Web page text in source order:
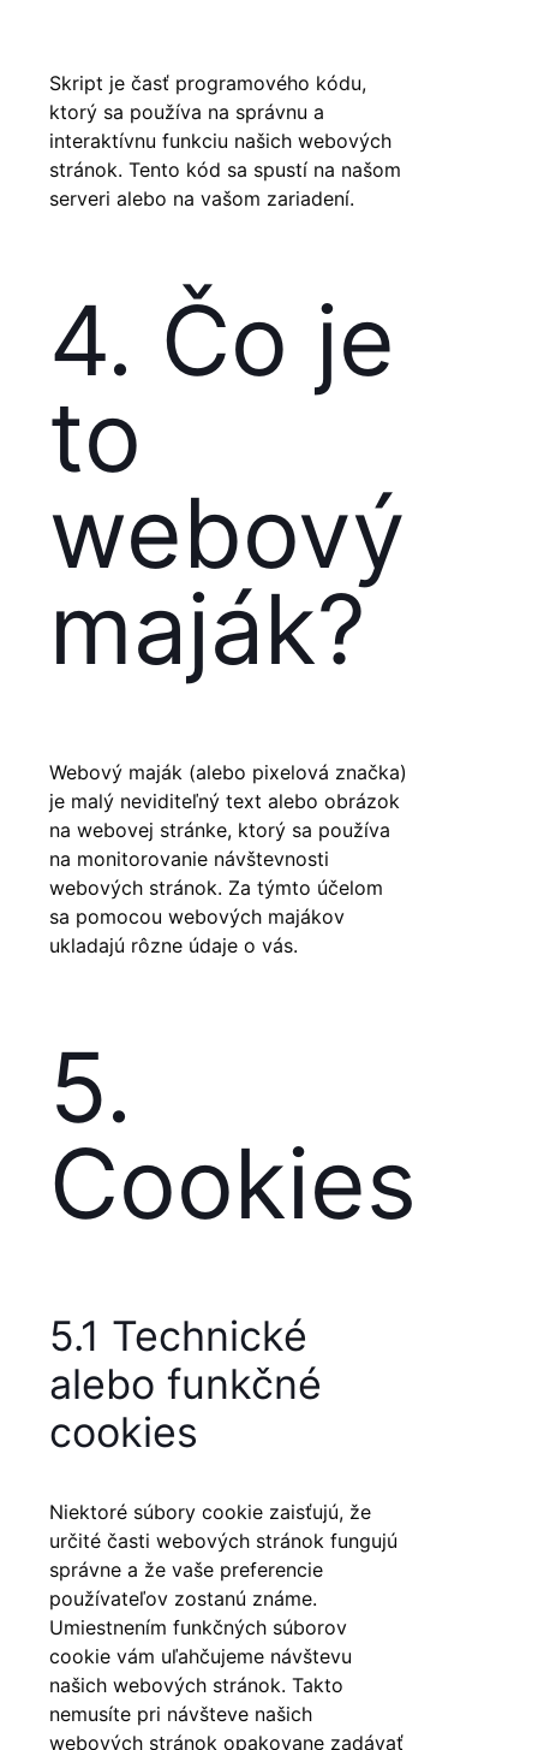
Skript je časť programového kódu,
ktorý sa používa na správnu a
interaktívnu funkciu našich webových
stránok. Tento kód sa spustí na našom
serveri alebo na vašom zariadení.
4. Čo je
to
webový
maják?
Webový maják (alebo pixelová značka)
je malý neviditeľný text alebo obrázok
na webovej stránke, ktorý sa používa
na monitorovanie návštevnosti
webových stránok. Za týmto účelom
sa pomocou webových majákov
ukladajú rôzne údaje o vás.
5.
Cookies
5.1 Technické
alebo funkčné
cookies
Niektoré súbory cookie zaisťujú, že
určité časti webových stránok fungujú
správne a že vaše preferencie
používateľov zostanú známe.
Umiestnením funkčných súborov
cookie vám uľahčujeme návštevu
našich webových stránok. Takto
nemusíte pri návšteve našich
webových stránok opakovane zadávať